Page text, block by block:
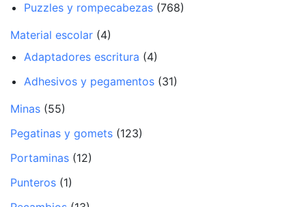
Puzzles y rompecabezas (768)
Material escolar (4)
Adaptadores escritura (4)
Adhesivos y pegamentos (31)
Minas (55)
Pegatinas y gomets (123)
Portaminas (12)
Punteros (1)